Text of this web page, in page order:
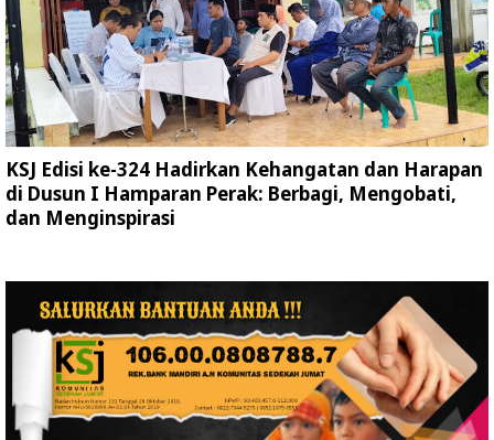
KSJ Edisi ke-324 Hadirkan Kehangatan dan Harapan
di Dusun I Hamparan Perak: Berbagi, Mengobati,
dan Menginspirasi